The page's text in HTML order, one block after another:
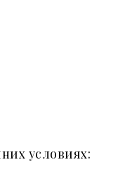
условиях: